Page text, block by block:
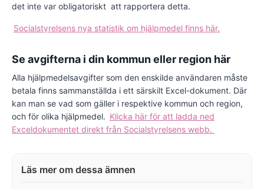
det inte var obligatoriskt att rapportera detta.
Socialstyrelsens nya statistik om hjälpmedel finns här.
Se avgifterna i din kommun eller region här
Alla hjälpmedelsavgifter som den enskilde användaren måste
betala finns sammanställda i ett särskilt Excel-dokument. Där
kan man se vad som gäller i respektive kommun och region,
och för olika hjälpmedel. Klicka här för att ladda ned
Exceldokumentet direkt från Socialstyrelsens webb.